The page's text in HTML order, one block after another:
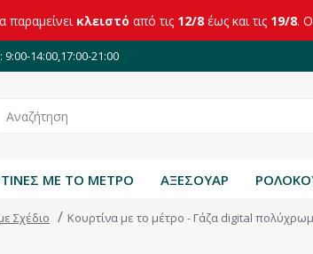
παραμείνει κλειστό από τις 12/8 έως και τις 19/8.
14:00,17:00-21:00
ΜΕ ΤΟ ΜΕΤΡΟ ΑΞΕΣΟΥΑΡ
Σχέδιο Κουρτίνα με το μέτρο - Γάζα digital